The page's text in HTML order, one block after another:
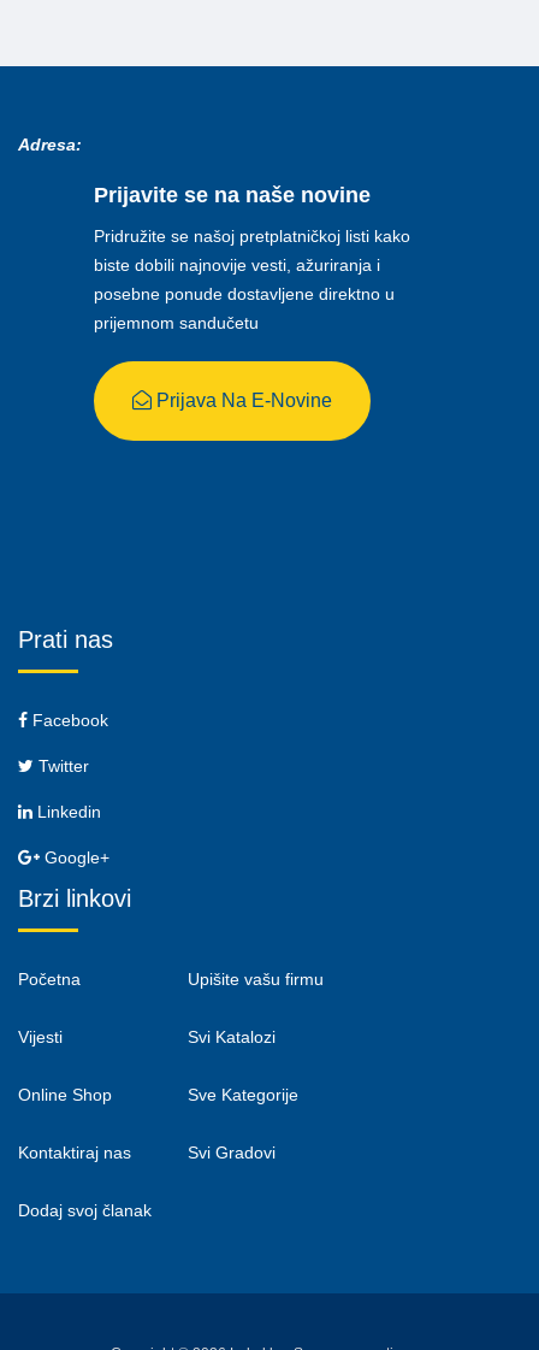
Adresa:
Prijavite se na naše novine
Pridružite se našoj pretplatničkoj listi kako
biste dobili najnovije vesti, ažuriranja i
posebne ponude dostavljene direktno u
prijemnom sandučetu
Prijava Na E-Novine
Prati nas
Facebook
Twitter
Linkedin
Google+
Brzi linkovi
Početna
Vijesti
Online Shop
Kontaktiraj nas
Dodaj svoj članak
Upišite vašu firmu
Svi Katalozi
Sve Kategorije
Svi Gradovi